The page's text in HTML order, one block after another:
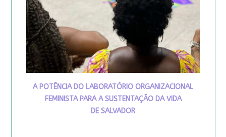
A POTÊNCIA DO LABORATÓRIO ORGANIZACIONAL
FEMINISTA PARA A SUSTENTAÇÃO DA VIDA
DE SALVADOR